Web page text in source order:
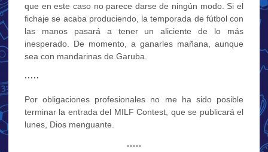
que en este caso no parece darse de ningún modo. Si el
fichaje se acaba produciendo, la temporada de fútbol con
las manos pasará a tener un aliciente de lo más
inesperado. De momento, a ganarles mañana, aunque
sea con mandarinas de Garuba.
·····
Por obligaciones profesionales no me ha sido posible
terminar la entrada del MILF Contest, que se publicará el
lunes, Dios menguante.
·····